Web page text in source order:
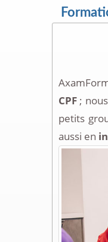
CPF ;
petits
aussi en